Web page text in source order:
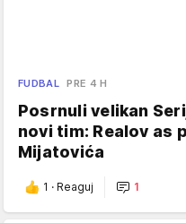
FUDBAL PRE 4 H
Posrnuli velikan
novi tim: Realov as
Mijatovića
1 · Reaguj 1